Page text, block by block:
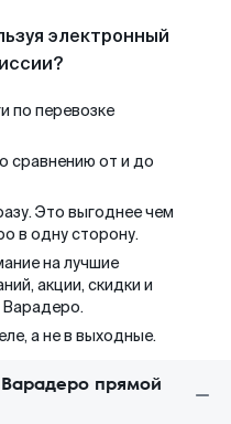
электронный
по перевозке
сравнению от и до
Это выгоднее чем
в одну сторону.
на лучшие
акции, скидки и
а не в выходные.
прямой